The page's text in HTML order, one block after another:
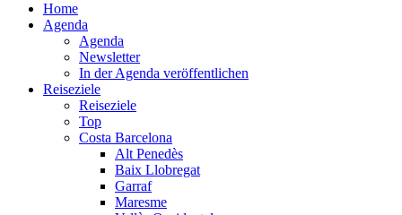
Home
Agenda
Agenda
Newsletter
In der Agenda veröffentlichen
Reiseziele
Reiseziele
Top
Costa Barcelona
Alt Penedès
Baix Llobregat
Garraf
Maresme